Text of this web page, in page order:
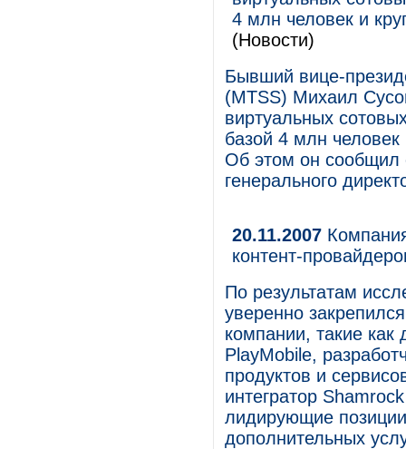
4 млн человек и
(Новости)
Бывший вице-
(MTSS) Михаил
виртуальных
базой 4 млн
Об этом он сообщил
генерального
20.11.2007
контент-
По результатам
уверенно
компании, такие как
PlayMobile,
продуктов и
интегратор
лидирующие
дополнительных